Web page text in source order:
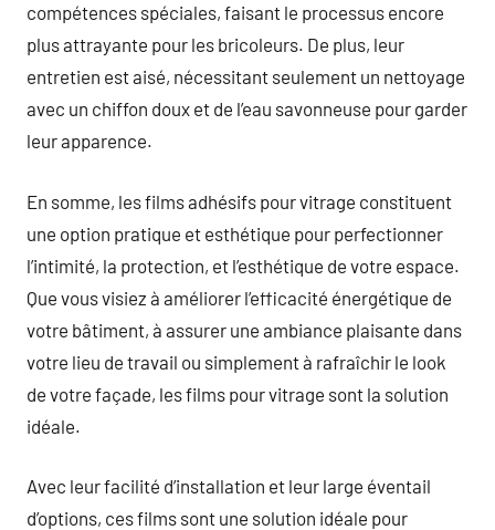
compétences spéciales, faisant le processus encore
plus attrayante pour les bricoleurs. De plus, leur
entretien est aisé, nécessitant seulement un nettoyage
avec un chiffon doux et de l’eau savonneuse pour garder
leur apparence.
En somme, les films adhésifs pour vitrage constituent
une option pratique et esthétique pour perfectionner
l’intimité, la protection, et l’esthétique de votre espace.
Que vous visiez à améliorer l’efficacité énergétique de
votre bâtiment, à assurer une ambiance plaisante dans
votre lieu de travail ou simplement à rafraîchir le look
de votre façade, les films pour vitrage sont la solution
idéale.
Avec leur facilité d’installation et leur large éventail
d’options, ces films sont une solution idéale pour